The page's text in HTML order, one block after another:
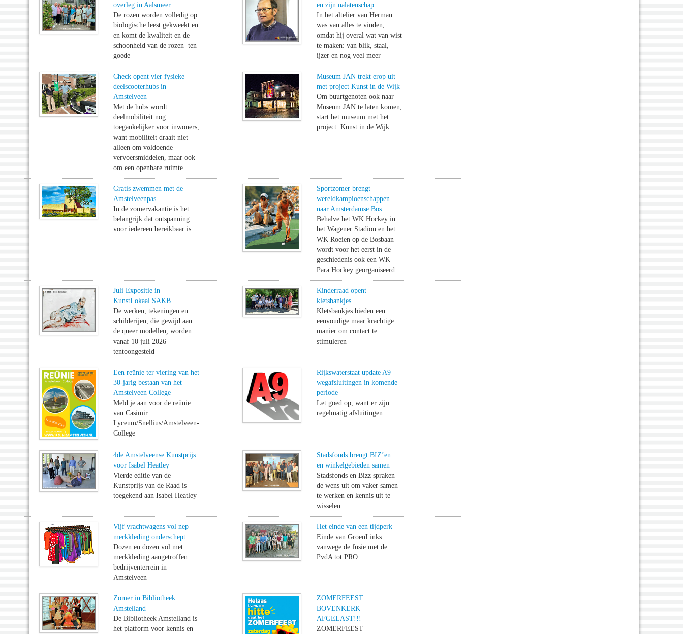
overleg in Aalsmeer
De rozen worden volledig op
biologische leest gekweekt en
en komt de kwaliteit en de
schoonheid van de rozen ten
goede
en zijn nalatenschap
In het altelier van Herman
was van alles te vinden,
omdat hij overal wat van wist
te maken: van blik, staal,
ijzer en nog veel meer
Check opent vier fysieke
deelscooterhubs in
Amstelveen
Met de hubs wordt
deelmobiliteit nog
toegankelijker voor inwoners,
want mobiliteit draait niet
alleen om voldoende
vervoersmiddelen, maar ook
om een openbare ruimte
Museum JAN trekt erop uit
met project Kunst in de Wijk
Om buurtgenoten ook naar
Museum JAN te laten komen,
start het museum met het
project: Kunst in de Wijk
Gratis zwemmen met de
Amstelveenpas
In de zomervakantie is het
belangrijk dat ontspanning
voor iedereen bereikbaar is
Sportzomer brengt
wereldkampioenschappen
naar Amsterdamse Bos
Behalve het WK Hockey in
het Wagener Stadion en het
WK Roeien op de Bosbaan
wordt voor het eerst in de
geschiedenis ook een WK
Para Hockey georganiseerd
Juli Expositie in
KunstLokaal SAKB
De werken, tekeningen en
schilderijen, die gewijd aan
de queer modellen, worden
vanaf 10 juli 2026
tentoongesteld
Kinderraad opent
kletsbankjes
Kletsbankjes bieden een
eenvoudige maar krachtige
manier om contact te
stimuleren
Een reünie ter viering van het
30-jarig bestaan van het
Amstelveen College
Meld je aan voor de reünie
van Casimir
Lyceum/Snellius/Amstelveen-
College
Rijkswaterstaat update A9
wegafsluitingen in komende
periode
Let goed op, want er zijn
regelmatig afsluitingen
4de Amstelveense Kunstprijs
voor Isabel Heatley
Vierde editie van de
Kunstprijs van de Raad is
toegekend aan Isabel Heatley
Stadsfonds brengt BIZ’en
en winkelgebieden samen
Stadsfonds en Bizz spraken
de wens uit om vaker samen
te werken en kennis uit te
wisselen
Vijf vrachtwagens vol nep
merkkleding onderschept
Dozen en dozen vol met
merkkleding aangetroffen
bedrijventerrein in
Amstelveen
Het einde van een tijdperk
Einde van GroenLinks
vanwege de fusie met de
PvdA tot PRO
Zomer in Bibliotheek
Amstelland
De Bibliotheek Amstelland is
het platform voor kennis en
ZOMERFEEST
BOVENKERK
AFGELAST!!!
ZOMERFEEST